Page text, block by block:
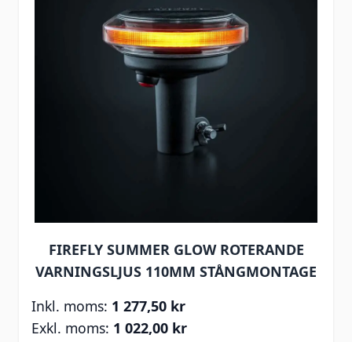
FIREFLY SUMMER GLOW ROTERANDE
VARNINGSLJUS 110MM STÅNGMONTAGE
1 277,50 kr
1 022,00 kr